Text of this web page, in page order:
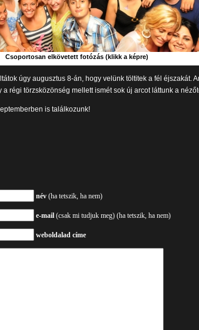
Csoportosan elkövetett fotózás (klikk a képre)
úgy augusztus 8-án, hogy velünk töltitek a fél éjszakát.
a régi törzsközönség mellett ismét sok új arcot láttunk a
is találkozunk!
név (ha tetszik, ha nem)
e-mail (csak mi tudjuk meg) (ha tetszik, ha nem)
weboldalad címe